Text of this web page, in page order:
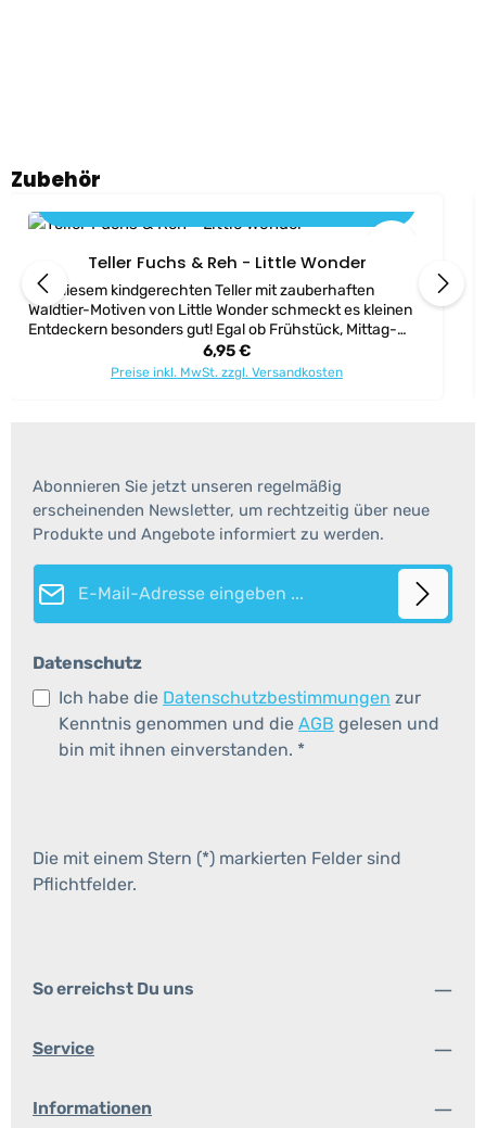
Produktgalerie überspringen
Zubehör
Teller Fuchs & Reh - Little Wonder
Von diesem kindgerechten Teller mit zauberhaften
Waldtier-Motiven von Little Wonder schmeckt es kleinen
Entdeckern besonders gut! Egal ob Frühstück, Mittag-
oder Abendessen, mit dem kleinen Reh und Fuchs macht
das Essen richtig Spaß. Das gefällt auch den Eltern: Der
20,5 cm Material: aus Kunststoff, BPA frei
Regulärer Preis:
6,95 €
Preise inkl. MwSt. zzgl. Versandkosten
Abonnieren Sie jetzt unseren regelmäßig
erscheinenden Newsletter, um rechtzeitig über neue
Produkte und Angebote informiert zu werden.
E-Mail-Adresse*
Datenschutz
Ich habe die Datenschutzbestimmungen zur
Kenntnis genommen und die AGB gelesen und
bin mit ihnen einverstanden. *
Die mit einem Stern (*) markierten Felder sind
Pflichtfelder.
So erreichst Du uns
Service
Informationen